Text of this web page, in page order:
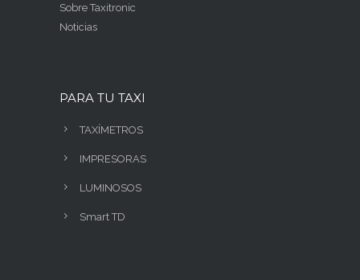
Sobre Taxitronic
Noticias
PARA TU TAXI
TAXÍMETROS
IMPRESORAS
LUMINOSOS
Smart TD